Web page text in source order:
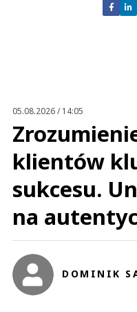
Nie
Zostaw
05.08.2026 / 14:05
klientów
sukcesu.
na
DOMINIK